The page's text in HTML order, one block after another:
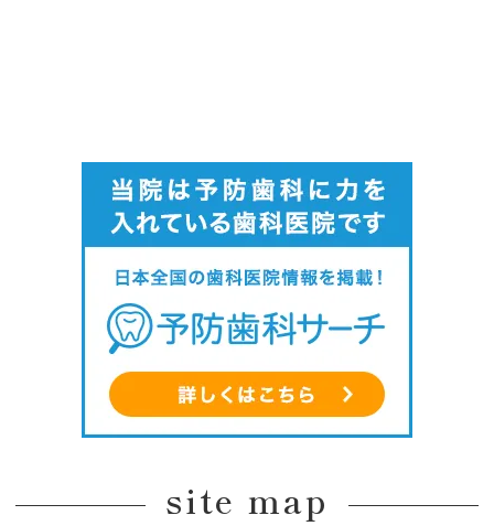
site map